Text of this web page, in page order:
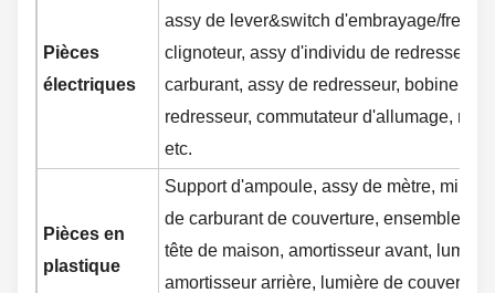
Pièces
électriques
assy de lever&switch d'embrayage/frein,
clignoteur, assy d'individu de redresseur,
carburant, assy de redresseur, bobine de
redresseur, commutateur d'allumage,
etc.
Pièces en
plastique
Support d'ampoule, assy de mètre,
de carburant de couverture, ensemble de
tête de maison, amortisseur avant,
amortisseur arrière, lumière de